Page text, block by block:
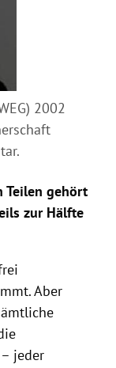
2002
Teilen gehört
zur Hälfte
Aber
jeder